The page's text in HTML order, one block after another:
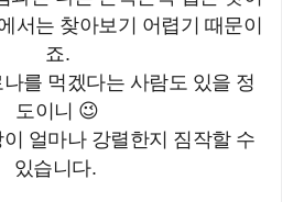
서는 찾아보기 어렵기 때문이
죠.
를 먹겠다는 사람도 있을 정
도이니 😉
얼마나 강렬한지 짐작할 수
있습니다.